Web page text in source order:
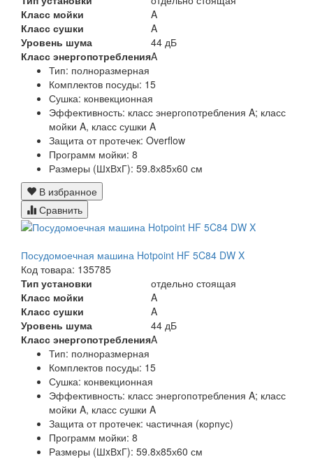
Класс мойки
A
Класс сушки
A
Уровень шума
44 дБ
Класс энергопотребленияA
Тип: полноразмерная
Комплектов посуды: 15
Сушка: конвекционная
Эффективность: класс энергопотребления A; класс
мойки A, класс сушки A
Защита от протечек: Overflow
Программ мойки: 8
Размеры (ШxВxГ): 59.8х85х60 см
В избранное
Сравнить
Посудомоечная машина Hotpoint HF 5C84 DW X
Код товара: 135785
Тип установки
отдельно стоящая
Класс мойки
A
Класс сушки
A
Уровень шума
44 дБ
Класс энергопотребленияA
Тип: полноразмерная
Комплектов посуды: 15
Сушка: конвекционная
Эффективность: класс энергопотребления A; класс
мойки A, класс сушки A
Защита от протечек: частичная (корпус)
Программ мойки: 8
Размеры (ШxВxГ): 59.8х85х60 см